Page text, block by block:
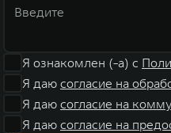
Я ознакомлен (-а) с
Я даю согласие на
Я даю согласие на
Я даю согласие на